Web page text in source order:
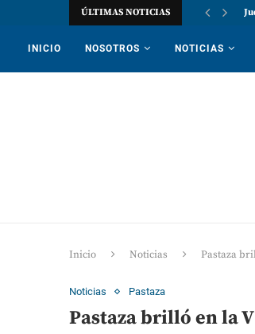
ÚLTIMAS NOTICIAS
INICIO NOSOTROS NOTICIAS
Inicio Noticias Pastaza
Noticias Pastaza
Pastaza brilló en la